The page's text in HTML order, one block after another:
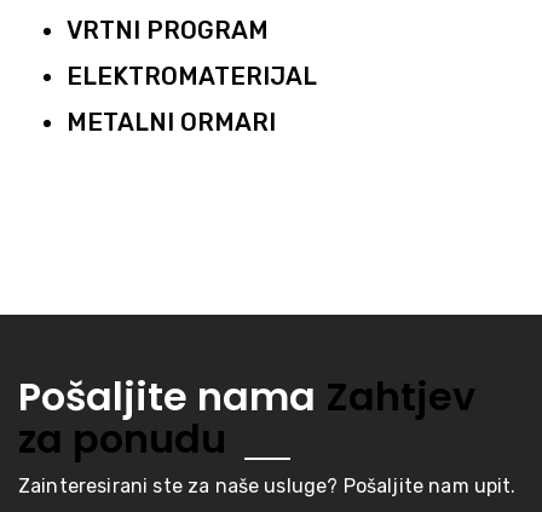
VRTNI PROGRAM
ELEKTROMATERIJAL
METALNI ORMARI
Pošaljite nama Zahtjev
za ponudu
Zainteresirani ste za naše usluge? Pošaljite nam upit.